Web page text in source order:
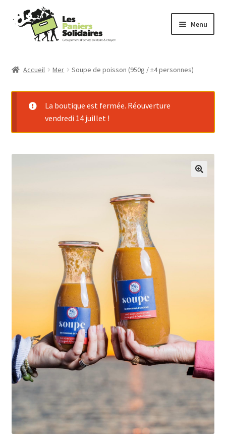
Aller
Aller
contenu
Menu
Mode d’emploi
Qui sommes-nous ?
Accueil Mer Soupe de poisson (950g / ±4 personnes)
La boutique est fermée. Réouverture
vendredi 14 juillet !